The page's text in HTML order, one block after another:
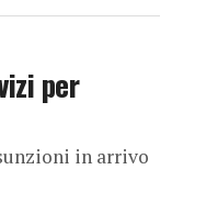
per
in arrivo